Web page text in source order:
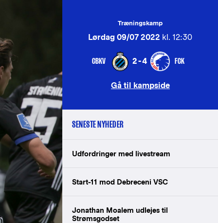
Træningskamp
Lørdag 09/07 2022 kl. 12:30
CBKV 2-4 FCK
Gå til kampside
SENESTE NYHEDER
Udfordringer med livestream
Start-11 mod Debreceni VSC
Jonathan Moalem udlejes til
Strømsgodset